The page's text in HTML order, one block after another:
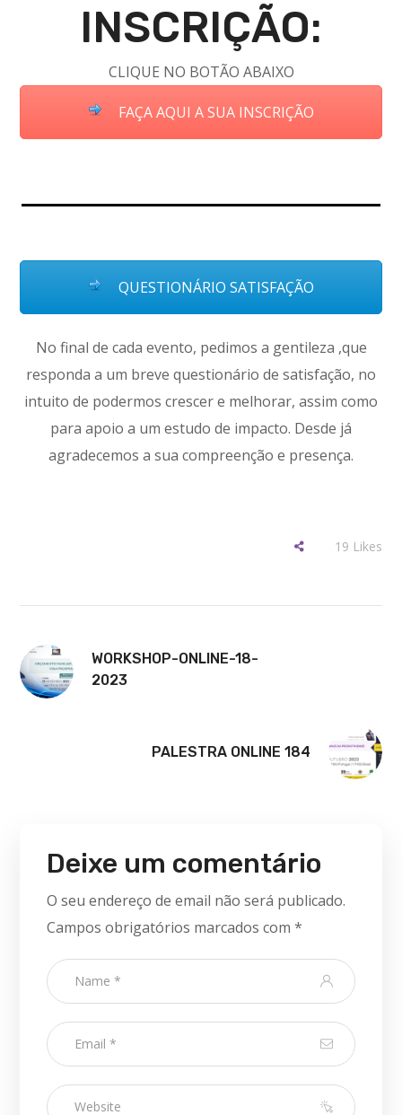
INSCRIÇÃO:
CLIQUE NO BOTÃO ABAIXO
FAÇA AQUI A SUA INSCRIÇÃO
QUESTIONÁRIO SATISFAÇÃO
No final de cada evento, pedimos a gentileza ,que
responda a um breve questionário de satisfação, no
intuito de podermos crescer e melhorar, assim como
para apoio a um estudo de impacto. Desde já
agradecemos a sua compreenção e presença.
19 Likes
WORKSHOP-ONLINE-18-
2023
PALESTRA ONLINE 184
Deixe um comentário
O seu endereço de email não será publicado.
Campos obrigatórios marcados com*